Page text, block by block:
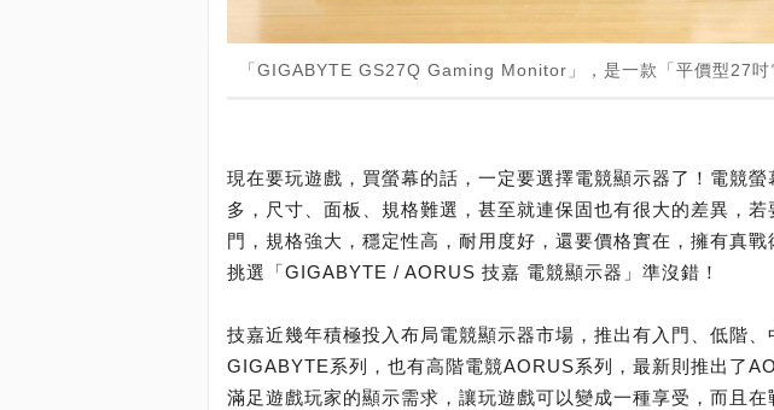
「GIGABYTE GS27Q Gaming Monitor」，是一款「平價型27吋
現在要玩遊戲，買螢幕的話，一定要選擇電競顯示器了！電競螢
多，尺寸、面板、規格難選，甚至就連保固也有很大的差異，若
門，規格強大，穩定性高，耐用度好，還要價格實在，擁有真
挑選「GIGABYTE / AORUS 技嘉 電競顯示器」準沒錯！
技嘉近幾年積極投入布局電競顯示器市場，推出有入門、低階、
GIGABYTE系列，也有高階電競AORUS系列，最新則推出了
滿足遊戲玩家的顯示需求，讓玩遊戲可以變成一種享受，而且